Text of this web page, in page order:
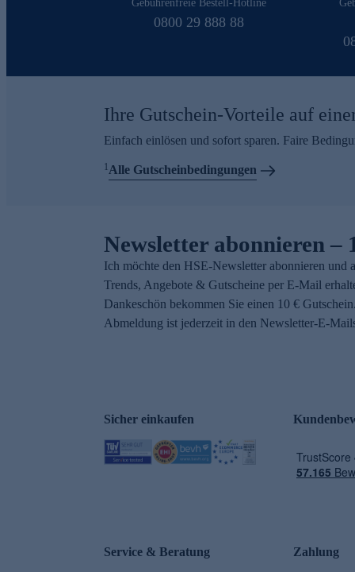
Gebührenfreie Bestell-Hotline
0800 29 888 88
Ihre Gutschein-Vorteile auf
Einfach einlösen und sofort sparen. Faire
1Alle Gutscheinbedingungen
Newsletter abonnieren –
Ich möchte den HSE-Newsletter abonnieren und
Trends, Angebote & Gutscheine per E-Mail
Dankeschön bekommen Sie einen 10 €
Abmeldung ist jederzeit in den Newsletter-E-
Sicher einkaufen
Service & Beratung Zahlung